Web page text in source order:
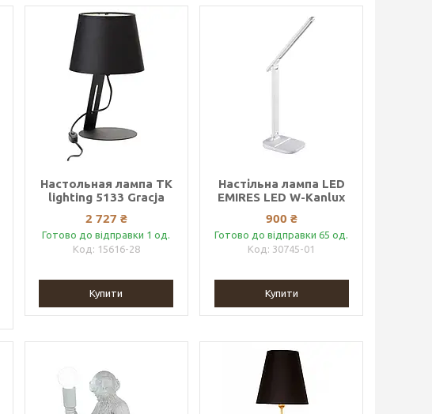
Настольная лампа TK
lighting 5133 Gracja
2 727 ₴
Готово до відправки 1 од.
15616-28
Купити
Настільна лампа LED
EMIRES LED W-Kanlux
900 ₴
Готово до відправки 65 од.
30745-01
Купити